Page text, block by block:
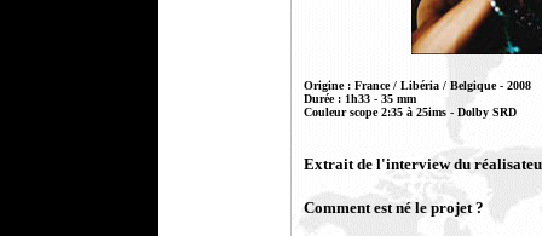
Origine : France / Libéria / Belgique - 2008
Durée : 1h33 - 35 mm
Couleur scope 2:35 à 25ims - Dolby SRD
Extrait de l'interview du
Comment est né le projet ?